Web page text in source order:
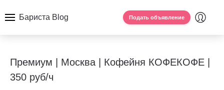
Бариста Blog Подать объявление
Премиум | Москва | Кофейня КОФЕКОФЕ |
350 руб/ч